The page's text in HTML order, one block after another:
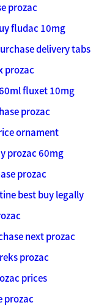
prozac
fludac 10mg
delivery tabs
prozac
fluxet 10mg
prozac
ornament
prozac 60mg
prozac
best buy legally
next prozac
prozac
prices
prozac